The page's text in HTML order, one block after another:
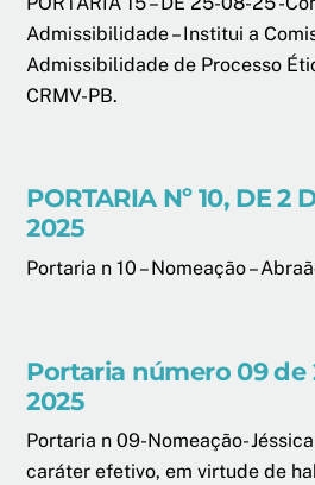
Admissibilidade – Institui a
Admissibilidade de Processo
CRMV-PB.
PORTARIA Nº 10, DE 2
2025
Portaria n 10 – Nomeação –
Portaria número 09 de
2025
Portaria n 09-Nomeação-
caráter efetivo, em virtude de